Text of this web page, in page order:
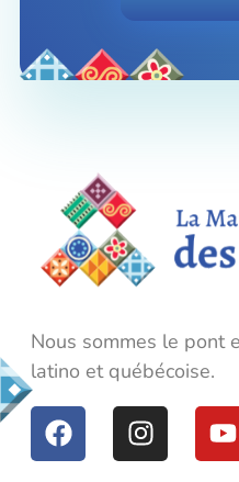
Nous sommes le pont
latino et québécoise.